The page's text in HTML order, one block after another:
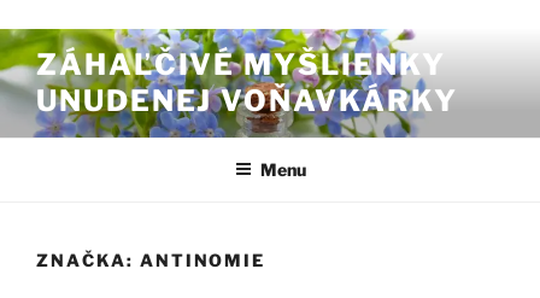
ZÁHAĽČIVÉ MYŠLIENKY
UNUDENEJ VOŇAVKÁRKY
Menu
ZNAČKA: ANTINOMIE